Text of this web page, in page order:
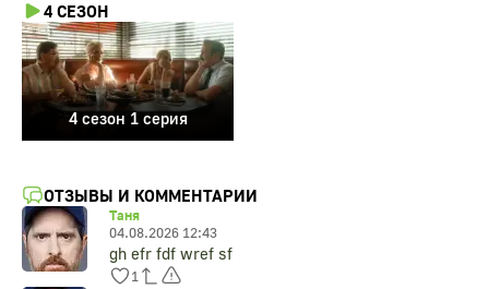
4 СЕЗОН
4 сезон 1 серия
ОТЗЫВЫ И КОММЕНТАРИИ
Таня
04.08.2026 12:43
gh efr fdf wref sf
1